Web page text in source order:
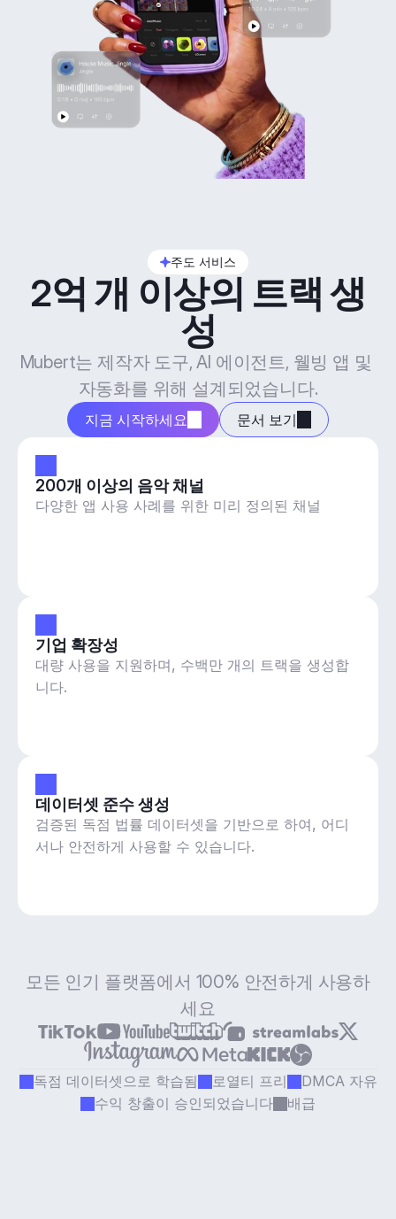
주도 서비스
2억 개 이상의 트랙 생
성
Mubert는 제작자 도구, AI 에이전트, 웰빙 앱 및
자동화를 위해 설계되었습니다.
지금 시작하세요 문서 보기
200개 이상의 음악 채널
다양한 앱 사용 사례를 위한 미리 정의된 채널
기업 확장성
대량 사용을 지원하며, 수백만 개의 트랙을 생성합
니다.
데이터셋 준수 생성
검증된 독점 법률 데이터셋을 기반으로 하여, 어디
서나 안전하게 사용할 수 있습니다.
모든 인기 플랫폼에서 100% 안전하게 사용하
세요
독점 데이터셋으로 학습됨 로열티 프리
DMCA 자유
수익 창출이 승인되었습니다
배급